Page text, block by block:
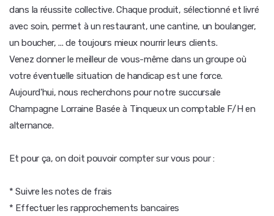
dans la réussite collective. Chaque produit, sélectionné et livré
avec soin, permet à un restaurant, une cantine, un boulanger,
un boucher, ... de toujours mieux nourrir leurs clients.
Venez donner le meilleur de vous-même dans un groupe où
votre éventuelle situation de handicap est une force.
Aujourd'hui, nous recherchons pour notre succursale
Champagne Lorraine Basée à Tinqueux un comptable F/H en
alternance.
Et pour ça, on doit pouvoir compter sur vous pour :
* Suivre les notes de frais
* Effectuer les rapprochements bancaires